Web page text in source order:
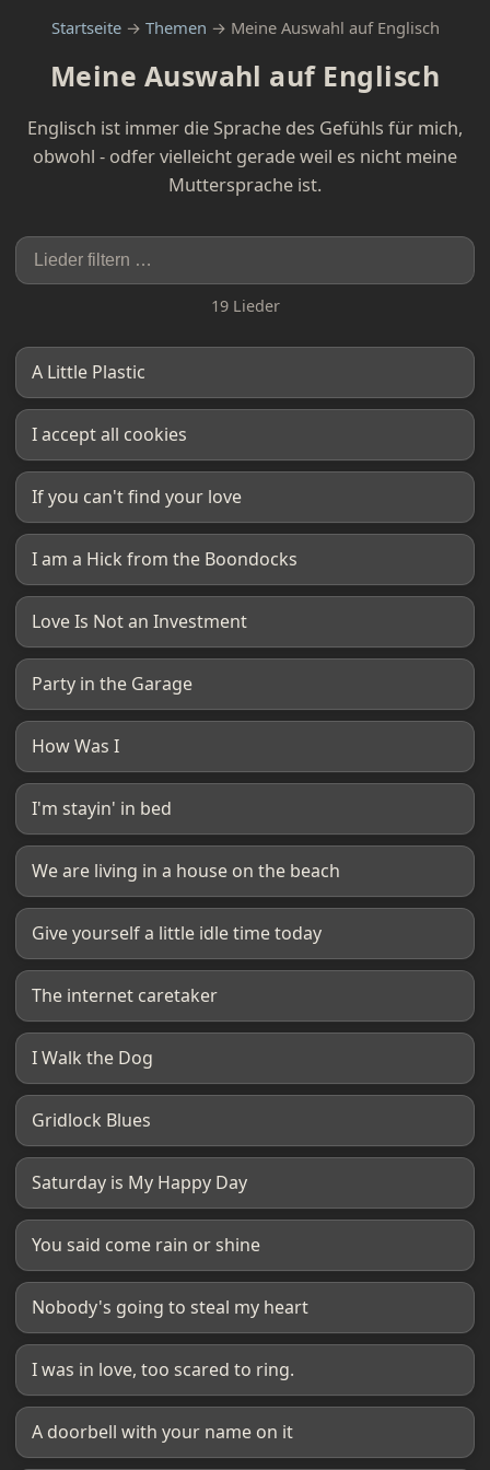
Startseite→ Themen → Meine Auswahl auf Englisch
Meine Auswahl auf Englisch
Englisch ist immer die Sprache des Gefühls für mich,
obwohl - odfer vielleicht gerade weil es nicht meine
Muttersprache ist.
19 Lieder
A Little Plastic
I accept all cookies
If you can't find your love
I am a Hick from the Boondocks
Love Is Not an Investment
Party in the Garage
How Was I
I'm stayin' in bed
We are living in a house on the beach
Give yourself a little idle time today
The internet caretaker
I Walk the Dog
Gridlock Blues
Saturday is My Happy Day
You said come rain or shine
Nobody's going to steal my heart
I was in love, too scared to ring.
A doorbell with your name on it